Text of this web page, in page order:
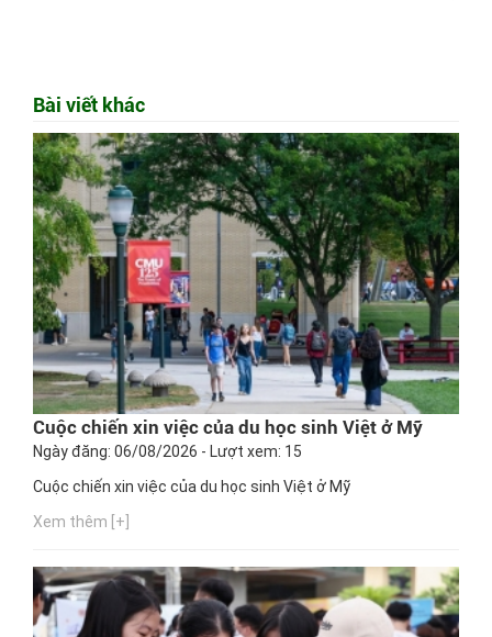
Bài viết khác
Cuộc chiến xin việc của du học sinh Việt ở Mỹ
Ngày đăng: 06/08/2026 - Lượt xem: 15
Cuộc chiến xin việc của du học sinh Việt ở Mỹ
Xem thêm [+]